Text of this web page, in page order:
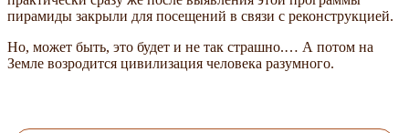
пирамиды закрыли для посещений в связи с реконструкцией.
Но, может быть, это будет и не так страшно.… А потом на
Земле возродится цивилизация человека разумного.